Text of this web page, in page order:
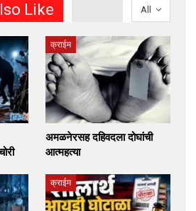
All
Like
क्राईम
अमळनेरसह दहिवदला दोघांची
आत्महत्या
क्राईम